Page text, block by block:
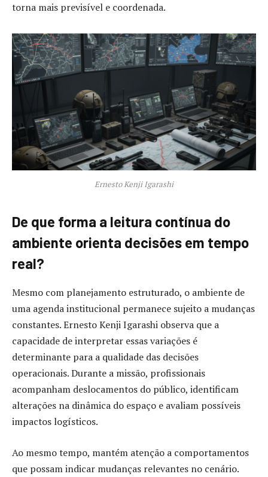
torna mais previsível e coordenada.
Ernesto Kenji Igarashi
De que forma a leitura contínua do
ambiente orienta decisões em tempo
real?
Mesmo com planejamento estruturado, o ambiente de
uma agenda institucional permanece sujeito a mudanças
constantes. Ernesto Kenji Igarashi observa que a
capacidade de interpretar essas variações é
determinante para a qualidade das decisões
operacionais. Durante a missão, profissionais
acompanham deslocamentos do público, identificam
alterações na dinâmica do espaço e avaliam possíveis
impactos logísticos.
Ao mesmo tempo, mantém atenção a comportamentos
que possam indicar mudanças relevantes no cenário.